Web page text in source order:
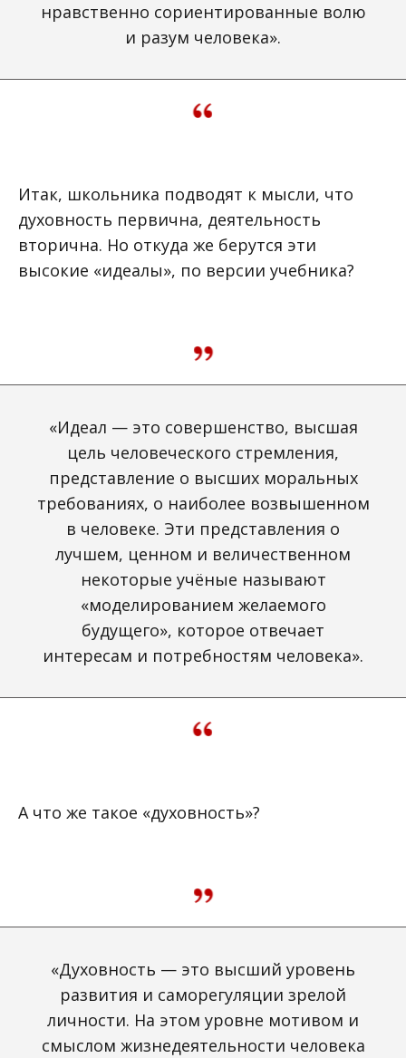
нравственно сориентированные волю
и разум человека».
Итак, школьника подводят к мысли, что
духовность первична, деятельность
вторична. Но откуда же берутся эти
высокие «идеалы», по версии учебника?
«Идеал — это совершенство, высшая
цель человеческого стремления,
представление о высших моральных
требованиях, о наиболее возвышенном
в человеке. Эти представления о
лучшем, ценном и величественном
некоторые учёные называют
«моделированием желаемого
будущего», которое отвечает
интересам и потребностям человека».
А что же такое «духовность»?
«Духовность — это высший уровень
развития и саморегуляции зрелой
личности. На этом уровне мотивом и
смыслом жизнедеятельности человека